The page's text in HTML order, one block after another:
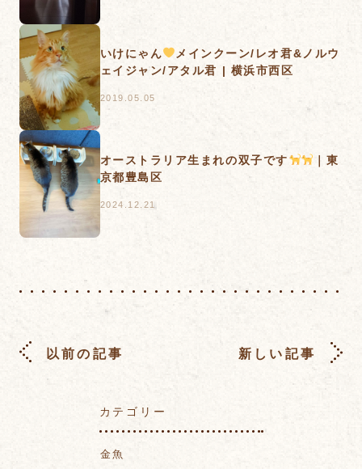
いけにゃん
メインクーン/レオ君&ノルウ
ェイジャン/アタル君 | 横浜市西区
2019.05.05
オーストラリア生まれの双子です
｜東
京都豊島区
2024.12.21
以前の記事 新しい記事
カテゴリー
金魚